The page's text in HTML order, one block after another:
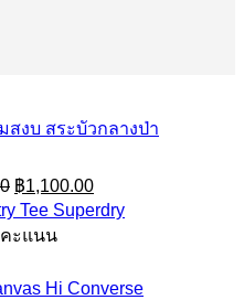
สระบัวกลางป่า
Original
price
was:
฿1,890.00.
฿1,100.00Current
price
is:
Tee Superdry
คะแนน
Hi Converse